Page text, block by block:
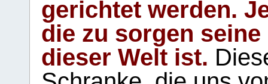
gerichtet werden.
die zu sorgen
dieser Welt ist.